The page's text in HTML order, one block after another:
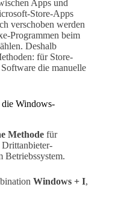
Apps und
Store-Apps
verschoben werden
Programmen beim
Deshalb
für Store-
die manuelle
die Windows-
Methode für
Betriebssystem.
Windows + I,